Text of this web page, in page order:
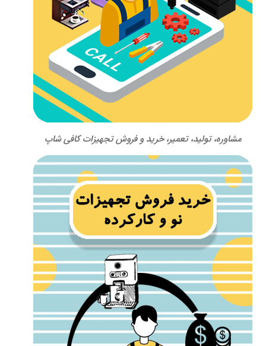
مشاوره، تولید، تعمیر، خرید و فروش تجهیزات کافی شاپ